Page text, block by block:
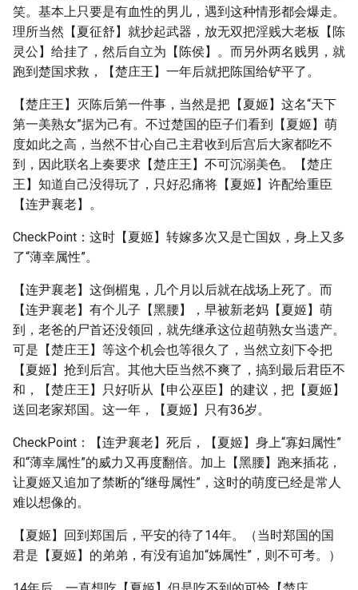
笑。基本上只要是有血性的男儿，遇到这种情形都会爆走。
理所当然【夏征舒】就抄起武器，放无双把淫贱大老板【陈
灵公】给挂了，然后自立为【陈侯】。而另外两名贱男，就
跑到楚国求救，【楚庄王】一年后就把陈国给铲平了。
【楚庄王】灭陈后第一件事，当然是把【夏姬】这名“天下
第一美熟女”据为己有。不过楚国的臣子们看到【夏姬】萌
度如此之高，当然不甘心自己主君收到后宫后大家都吃不
到，因此联名上奏要求【楚庄王】不可沉溺美色。【楚庄
王】知道自己没得玩了，只好忍痛将【夏姬】许配给重臣
【连尹襄老】。
CheckPoint：这时【夏姬】转嫁多次又是亡国奴，身上又多
了“薄幸属性”。
【连尹襄老】这倒楣鬼，几个月以后就在战场上死了。而
【连尹襄老】有个儿子【黑腰】，早被新老妈【夏姬】萌
到，老爸的尸首还没领回，就先继承这位超萌熟女当遗产。
可是【楚庄王】等这个机会也等很久了，当然立刻下令把
【夏姬】抢到后宫。其他大臣当然不爽了，搞到最后君臣不
和，【楚庄王】只好听从【申公巫臣】的建议，把【夏姬】
送回老家郑国。这一年，【夏姬】只有36岁。
CheckPoint：【连尹襄老】死后，【夏姬】身上“寡妇属性”
和“薄幸属性”的威力又再度翻倍。加上【黑腰】跑来插花，
让夏姬又追加了禁断的“继母属性”，这时的萌度已经是常人
难以想像的。
【夏姬】回到郑国后，平安的待了14年。（当时郑国的国
君是【夏姬】的弟弟，有没有追加“姊属性”，则不可考。）